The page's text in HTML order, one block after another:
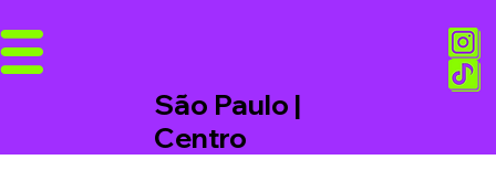
São Paulo |
Centro